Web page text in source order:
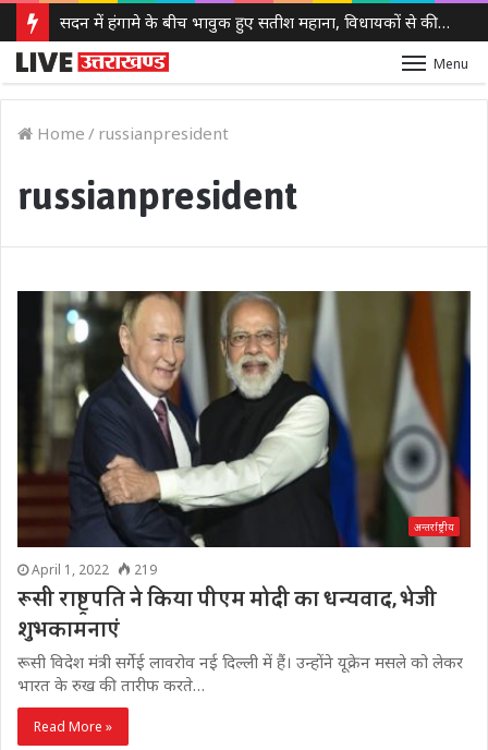
सदन में हंगामे के बीच भावुक हुए सतीश महाना, विधायकों से की मर्यादा बनाए रखने की अपील
Menu
Home / russianpresident
russianpresident
अन्तर्राष्ट्रीय
April 1, 2022 219
रूसी राष्ट्रपति ने किया पीएम मोदी का धन्यवाद, भेजी
शुभकामनाएं
रूसी विदेश मंत्री सर्गेई लावरोव नई दिल्ली में हैं। उन्होंने यूक्रेन मसले को लेकर
भारत के रुख की तारीफ करते…
Read More »